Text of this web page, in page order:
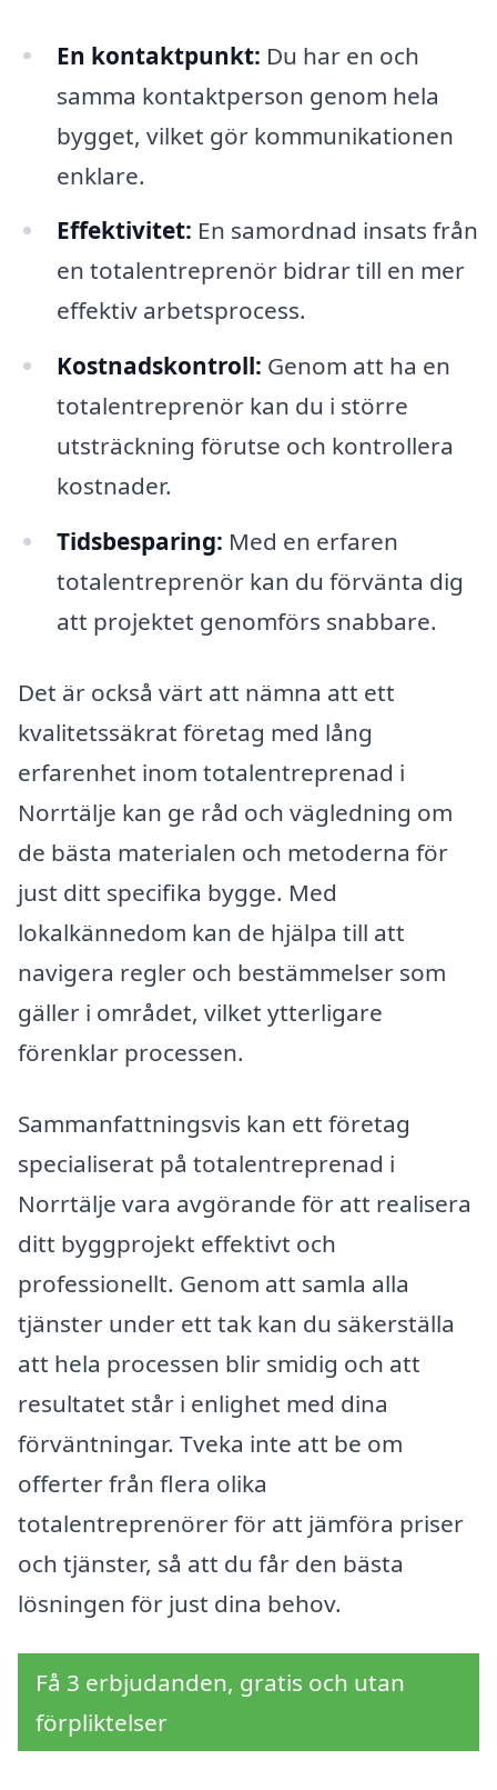
En kontaktpunkt: Du har en och
samma kontaktperson genom hela
bygget, vilket gör kommunikationen
enklare.
Effektivitet: En samordnad insats från
en totalentreprenör bidrar till en mer
effektiv arbetsprocess.
Kostnadskontroll: Genom att ha en
totalentreprenör kan du i större
utsträckning förutse och kontrollera
kostnader.
Tidsbesparing: Med en erfaren
totalentreprenör kan du förvänta dig
att projektet genomförs snabbare.
Det är också värt att nämna att ett
kvalitetssäkrat företag med lång
erfarenhet inom totalentreprenad i
Norrtälje kan ge råd och vägledning om
de bästa materialen och metoderna för
just ditt specifika bygge. Med
lokalkännedom kan de hjälpa till att
navigera regler och bestämmelser som
gäller i området, vilket ytterligare
förenklar processen.
Sammanfattningsvis kan ett företag
specialiserat på totalentreprenad i
Norrtälje vara avgörande för att realisera
ditt byggprojekt effektivt och
professionellt. Genom att samla alla
tjänster under ett tak kan du säkerställa
att hela processen blir smidig och att
resultatet står i enlighet med dina
förväntningar. Tveka inte att be om
offerter från flera olika
totalentreprenörer för att jämföra priser
och tjänster, så att du får den bästa
lösningen för just dina behov.
Få 3 erbjudanden, gratis och utan
förpliktelser